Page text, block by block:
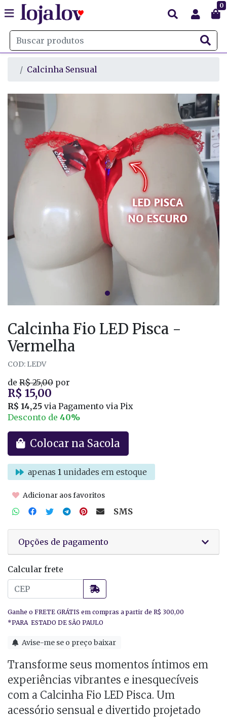
0
Calcinha Sensual
Calcinha Fio LED Pisca -
Vermelha
COD: LEDV
de R$ 25,00 por
R$ 15,00
R$ 14,25 via Pagamento via Pix
Desconto de 40%
Colocar na Sacola
apenas 1 unidades em estoque
Adicionar aos favoritos
SMS
Opções de pagamento
Calcular frete
Avise-me se o preço baixar
Transforme seus momentos íntimos em
experiências vibrantes e inesquecíveis
com a Calcinha Fio LED Pisca. Um
acessório sensual e divertido projetado